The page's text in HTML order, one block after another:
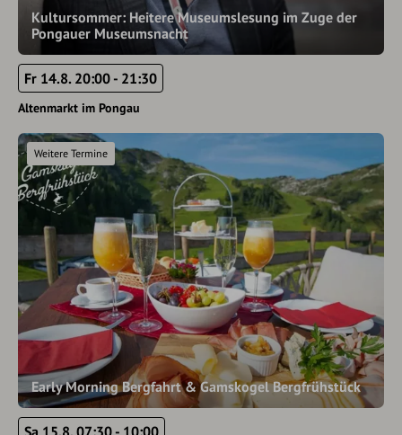
Kultursommer: Heitere Museumslesung im Zuge der
Pongauer Museumsnacht
Fr 14.8. 20:00 - 21:30
Altenmarkt im Pongau
Early Morning Bergfahrt & Gamskogel Bergfrühstück
Weitere Termine
Sa 15.8. 07:30 - 10:00